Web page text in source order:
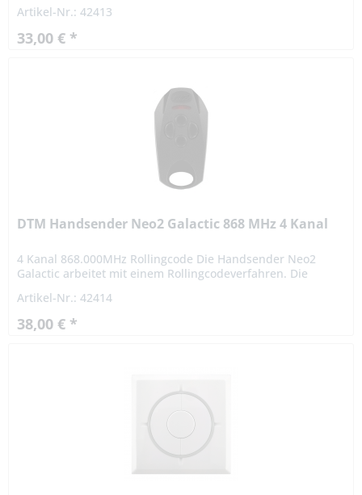
Sicherheit und des...
Artikel-Nr.: 42413
33,00 € *
DTM Handsender Neo2 Galactic 868 MHz 4 Kanal
4 Kanal 868.000MHz Rollingcode Die Handsender Neo2
Galactic arbeitet mit einem Rollingcodeverfahren. Die
Sicherheit und des...
Artikel-Nr.: 42414
38,00 € *